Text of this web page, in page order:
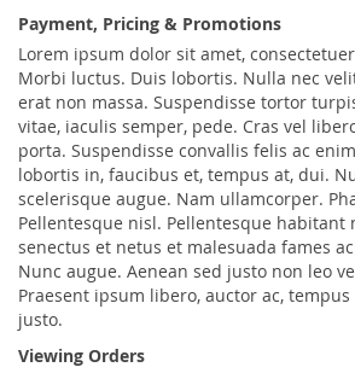
Payment, Pricing & Promotions
Lorem ipsum dolor sit amet,
Morbi luctus. Duis lobortis. Nulla nec
erat non massa. Suspendisse tortor
vitae, iaculis semper, pede. Cras vel
porta. Suspendisse convallis felis ac
lobortis in, faucibus et, tempus at, dui.
scelerisque augue. Nam ullamcorper.
Pellentesque nisl. Pellentesque
senectus et netus et malesuada fames
Nunc augue. Aenean sed justo non leo
Praesent ipsum libero, auctor ac,
justo.
Viewing Orders